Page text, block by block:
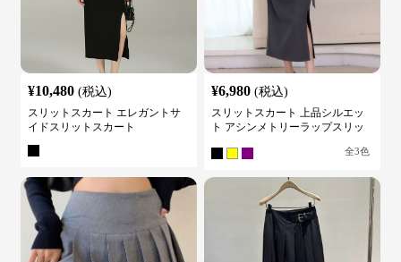
¥10,480 (税込)
スリットスカート エレガントサ
イドスリットスカート
¥6,980 (税込)
スリットスカート 上品シルエッ
ト アシンメトリーラップスリッ
全3色